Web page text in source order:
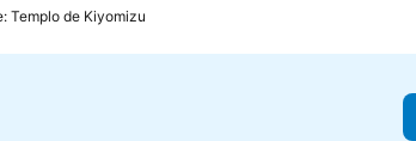
Templo de Kiyomizu